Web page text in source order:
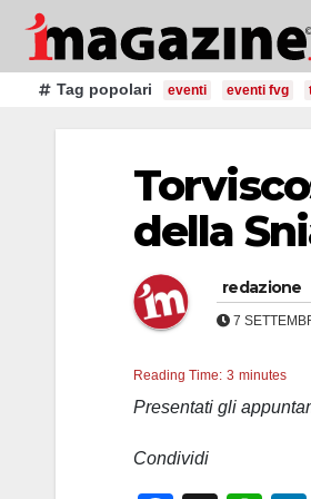
Salta
contenutoTag popolari eventi eventi fvg
della
redazione
7
Reading Time: 3 minutes
Presentati gli
Condividi